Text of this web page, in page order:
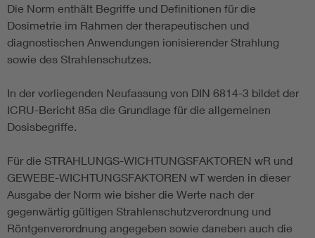
Cybersecurity in der Industrieautomatisierung
Elektrofachkraft (EFK)
Die Norm enthält Begriffe und Definitionen für die
Dosimetrie im Rahmen der therapeutischen und
diagnostischen Anwendungen ionisierender Strahlung
sowie des Strahlenschutzes.
In der vorliegenden Neufassung von DIN 6814-3 bildet der
ICRU-Bericht 85a die Grundlage für die allgemeinen
Dosisbegriffe.
Für die STRAHLUNGS-WICHTUNGSFAKTOREN wR und
GEWEBE-WICHTUNGSFAKTOREN wT werden in dieser
Ausgabe der Norm wie bisher die Werte nach der
gegenwärtig gültigen Strahlenschutzverordnung und
Röntgenverordnung angegeben sowie daneben auch die